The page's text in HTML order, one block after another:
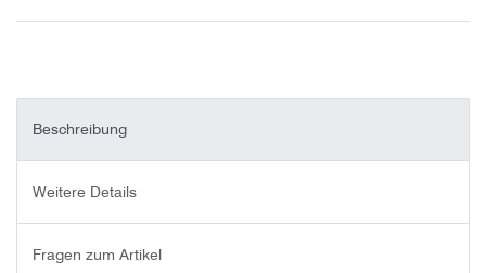
Beschreibung
Weitere Details
Fragen zum Artikel